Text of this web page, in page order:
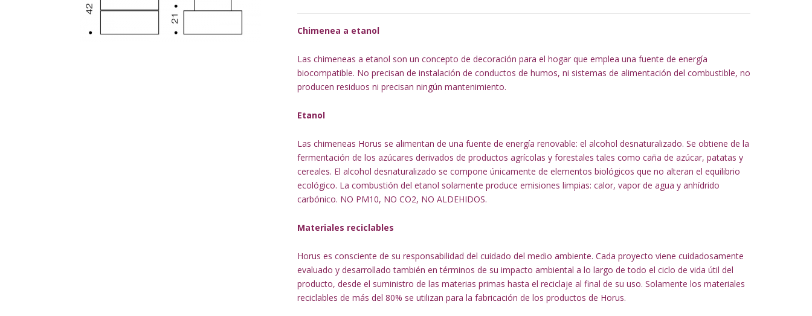
Chimenea a etanol
Las chimeneas a etanol son un concepto de decoración para el hogar que emplea una fuente de energía
biocompatible. No precisan de instalación de conductos de humos, ni sistemas de alimentación del combustible, no
producen residuos ni precisan ningún mantenimiento.
Etanol
Las chimeneas Horus se alimentan de una fuente de energía renovable: el alcohol desnaturalizado. Se obtiene de la
fermentación de los azúcares derivados de productos agrícolas y forestales tales como caña de azúcar, patatas y
cereales. El alcohol desnaturalizado se compone únicamente de elementos biológicos que no alteran el equilibrio
ecológico. La combustión del etanol solamente produce emisiones limpias: calor, vapor de agua y anhídrido
carbónico. NO PM10, NO CO2, NO ALDEHIDOS.
Materiales reciclables
Horus es consciente de su responsabilidad del cuidado del medio ambiente. Cada proyecto viene cuidadosamente
evaluado y desarrollado también en términos de su impacto ambiental a lo largo de todo el ciclo de vida útil del
producto, desde el suministro de las materias primas hasta el reciclaje al final de su uso. Solamente los materiales
reciclables de más del 80% se utilizan para la fabricación de los productos de Horus.